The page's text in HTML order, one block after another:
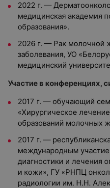
2022 г. —
медицинская академия
образования».
2026 г. — Рак молочной
заболевания, УО
медицинский
Участие в конференциях,
2017 г. — обучающий
«Хирургическое
образований молочных
2017 г. —
международным
диагностики и лечения
и кожи», ГУ «РНПЦ
радиологии им. Н.Н.